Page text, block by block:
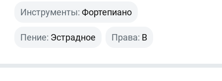
Инструменты: Фортепиано
Пение: Эстрадное Права: B